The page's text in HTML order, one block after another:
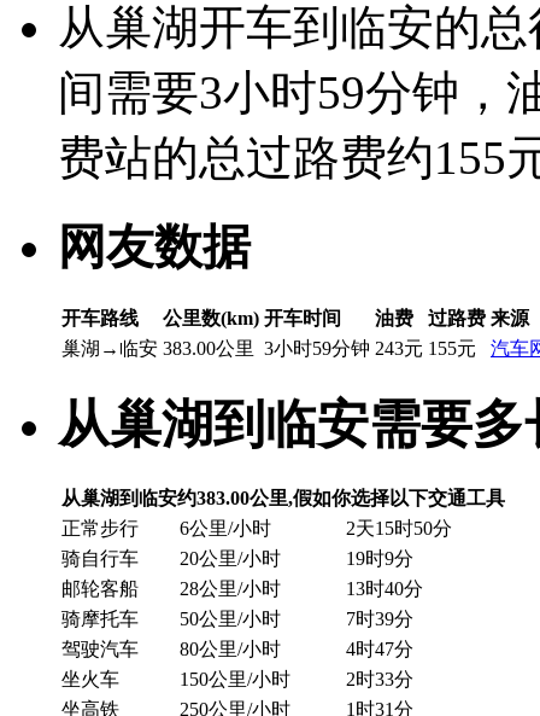
从巢湖开车到临安的
间需要3小时59分钟，
费站的总过路费约155
网友数据
开车路线 公里数(km) 开车时间 油费 过路费 来源
巢湖→临安 383.00公里 3小时59分钟 243元 155元 汽车
从巢湖到临安需要
从巢湖到临安约383.00公里,假如你选择以下交通工具
正常步行
6公里/小时
2天15时50分
骑自行车
20公里/小时
19时9分
邮轮客船
28公里/小时
13时40分
骑摩托车
50公里/小时
7时39分
驾驶汽车
80公里/小时
4时47分
坐火车
150公里/小时
2时33分
坐高铁
250公里/小时 1时31分